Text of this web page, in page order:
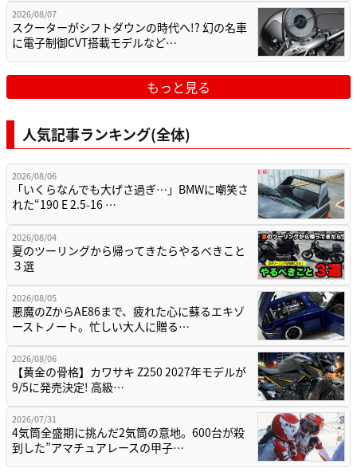
2026/08/07
スクーターがシフトダウンの時代へ!? 幻の名車
に電子制御CVT搭載モデルなど…
もっと見る
人気記事ランキング(全体)
2026/08/06
「いくらなんでも大げさ過ぎ…」BMWに嘲笑さ
れた“190 E 2.5-16 …
2026/08/04
夏のツーリングから帰ってきたらやるべきこと
３選
2026/08/05
悪魔のZからAE86まで、疲れた心に蘇るエキゾ
ーストノート。忙しい大人に贈る…
2026/08/06
【黄金の骨格】カワサキ Z250 2027年モデルが
9/5に発売決定! 高級…
2026/07/31
4気筒全盛期に挑んだ2気筒の意地。600台が殺
到した”アマチュアレースの甲子…